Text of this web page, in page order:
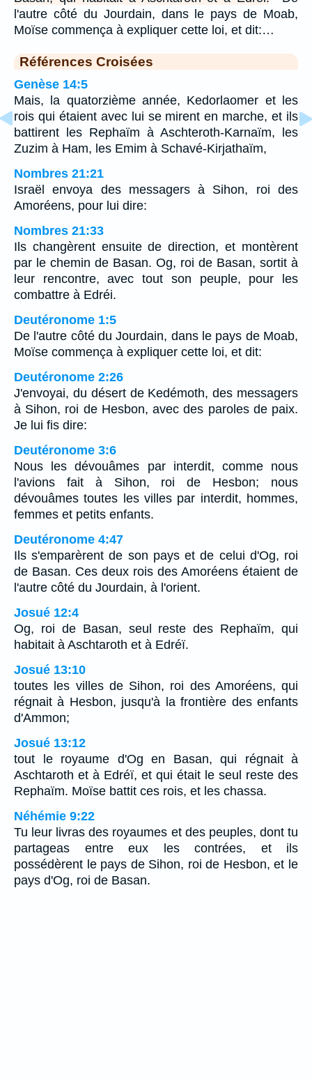
l'autre côté du Jourdain, dans le pays de Moab,
Moïse commença à expliquer cette loi, et dit:…
Références Croisées
Genèse 14:5
Mais, la quatorzième année, Kedorlaomer et les
rois qui étaient avec lui se mirent en marche, et ils
battirent les Rephaïm à Aschteroth-Karnaïm, les
Zuzim à Ham, les Emim à Schavé-Kirjathaïm,
Nombres 21:21
Israël envoya des messagers à Sihon, roi des
Amoréens, pour lui dire:
Nombres 21:33
Ils changèrent ensuite de direction, et montèrent
par le chemin de Basan. Og, roi de Basan, sortit à
leur rencontre, avec tout son peuple, pour les
combattre à Edréi.
Deutéronome 1:5
De l'autre côté du Jourdain, dans le pays de Moab,
Moïse commença à expliquer cette loi, et dit:
Deutéronome 2:26
J'envoyai, du désert de Kedémoth, des messagers
à Sihon, roi de Hesbon, avec des paroles de paix.
Je lui fis dire:
Deutéronome 3:6
Nous les dévouâmes par interdit, comme nous
l'avions fait à Sihon, roi de Hesbon; nous
dévouâmes toutes les villes par interdit, hommes,
femmes et petits enfants.
Deutéronome 4:47
Ils s'emparèrent de son pays et de celui d'Og, roi
de Basan. Ces deux rois des Amoréens étaient de
l'autre côté du Jourdain, à l'orient.
Josué 12:4
Og, roi de Basan, seul reste des Rephaïm, qui
habitait à Aschtaroth et à Edréï.
Josué 13:10
toutes les villes de Sihon, roi des Amoréens, qui
régnait à Hesbon, jusqu'à la frontière des enfants
d'Ammon;
Josué 13:12
tout le royaume d'Og en Basan, qui régnait à
Aschtaroth et à Edréï, et qui était le seul reste des
Rephaïm. Moïse battit ces rois, et les chassa.
Néhémie 9:22
Tu leur livras des royaumes et des peuples, dont tu
partageas entre eux les contrées, et ils
possédèrent le pays de Sihon, roi de Hesbon, et le
pays d'Og, roi de Basan.